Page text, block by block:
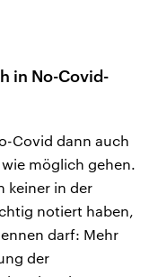
in No-Covid-
Covid dann auch
möglich gehen.
keiner in der
notiert haben,
darf: Mehr
der